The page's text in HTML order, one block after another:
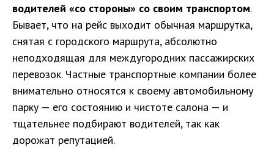
водителей «со стороны» со своим транспортом.
Бывает, что на рейс выходит обычная маршрутка,
снятая с городского маршрута, абсолютно
неподходящая для междугородних пассажирских
перевозок. Частные транспортные компании более
внимательно относятся к своему автомобильному
парку — его состоянию и чистоте салона — и
тщательнее подбирают водителей, так как
дорожат репутацией.